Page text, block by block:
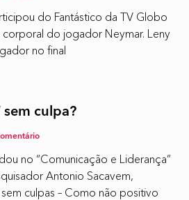
do Fantástico da TV Globo
corporal do jogador Neymar. Leny
no final
sem culpa?
no “Comunicação e Liderança”
Antonio Sacavem,
sem culpas – Como não positivo